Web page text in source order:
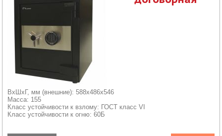
ВхШхГ, мм (внешние): 588x486x546
Масса: 155
Класс устойчивости к взлому: ГОСТ класс VI
Класс устойчивости к огню: 60Б